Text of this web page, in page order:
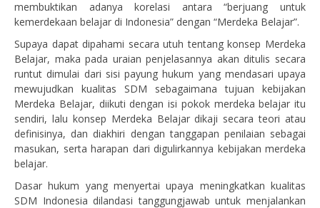
membuktikan adanya korelasi antara “berjuang untuk
kemerdekaan belajar di Indonesia” dengan “Merdeka Belajar”.
Supaya dapat dipahami secara utuh tentang konsep Merdeka
Belajar, maka pada uraian penjelasannya akan ditulis secara
runtut dimulai dari sisi payung hukum yang mendasari upaya
mewujudkan kualitas SDM sebagaimana tujuan kebijakan
Merdeka Belajar, diikuti dengan isi pokok merdeka belajar itu
sendiri, lalu konsep Merdeka Belajar dikaji secara teori atau
definisinya, dan diakhiri dengan tanggapan penilaian sebagai
masukan, serta harapan dari digulirkannya kebijakan merdeka
belajar.
Dasar hukum yang menyertai upaya meningkatkan kualitas
SDM Indonesia dilandasi tanggungjawab untuk menjalankan